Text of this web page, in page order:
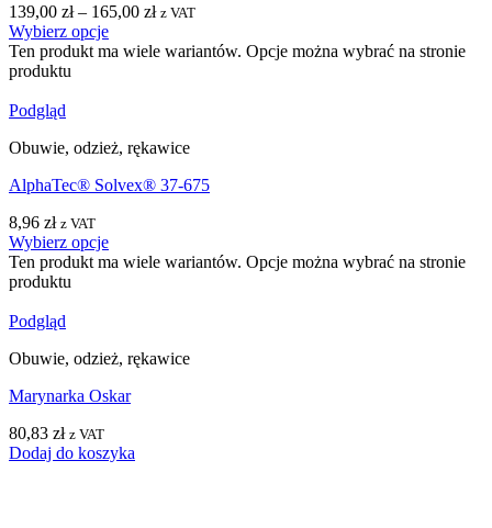
139,00 zł– 165,00 zł z VAT
Wybierz opcje
Ten produkt ma wiele wariantów. Opcje można wybrać na stronie
produktu
Podgląd
Obuwie, odzież, rękawice
AlphaTec® Solvex® 37-675
8,96 zł z VAT
Wybierz opcje
Ten produkt ma wiele wariantów. Opcje można wybrać na stronie
produktu
Podgląd
Obuwie, odzież, rękawice
Marynarka Oskar
80,83 zł z VAT
Dodaj do koszyka